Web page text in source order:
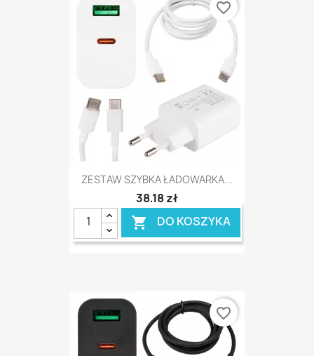
ZESTAW SZYBKA ŁADOWARKA...
38,18 zł
 DO KOSZYKA
favorite_border
favorite_border